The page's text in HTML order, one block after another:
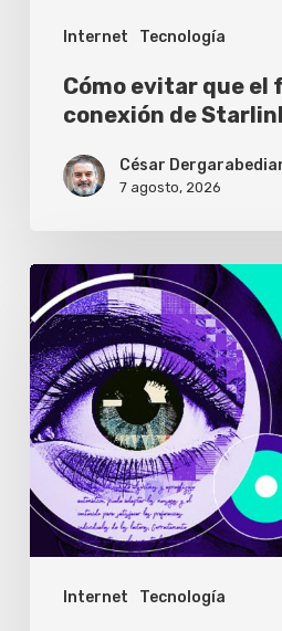
Internet Tecnología
Starlink
Cómo evitar que
conexión de
César
7 agosto, 2026
Internet Tecnología
Solo
el
1%
de
los
usuarios
abre
los
enlaces